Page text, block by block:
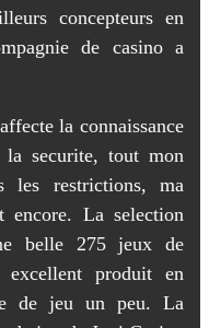
concepteurs en
de casino a
la connaissance
la securite, tout mon
les restrictions, ma
encore. La selection
belle 275 jeux de
excellent produit en
de jeu un peu. La